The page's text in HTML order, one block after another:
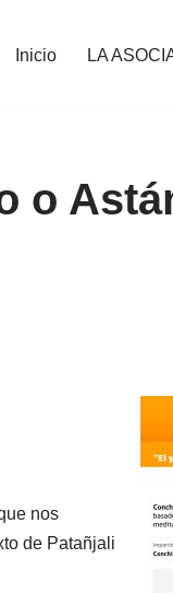
Inicio LA
o
nos
de Patañjali